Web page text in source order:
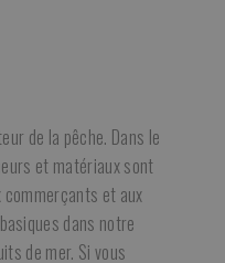
de la pêche. Dans le
et matériaux sont
et aux
dans notre
de mer. Si vous